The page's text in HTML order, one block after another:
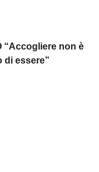
“Accogliere non è
di essere”